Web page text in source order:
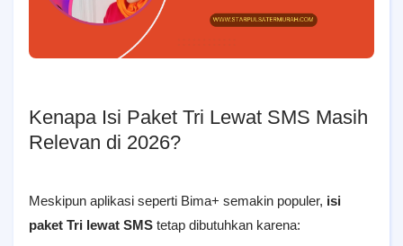
Kenapa Isi Paket Tri Lewat SMS Masih
Relevan di 2026?
Meskipun aplikasi seperti Bima+ semakin populer, isi
paket Tri lewat SMS tetap dibutuhkan karena: